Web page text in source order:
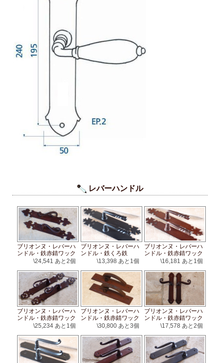
レバーハンドル
ブリオンヌ・レバーハ
ンドル・鉄赤錆ワック
\24,541 あと2個
ブリオンヌ・レバーハ
ンドル・鉄くろ鉄
\13,398 あと1個
ブリオンヌ・レバーハ
ンドル・鉄赤錆ワック
\16,181 あと1個
ブリオンヌ・レバーハ
ンドル・鉄赤錆ワック
\25,234 あと1個
ブリオンヌ・レバーハ
ンドル・鉄赤錆ワック
\30,800 あと3個
ブリオンヌ・レバーハ
ンドル・鉄赤錆ワック
\17,578 あと2個